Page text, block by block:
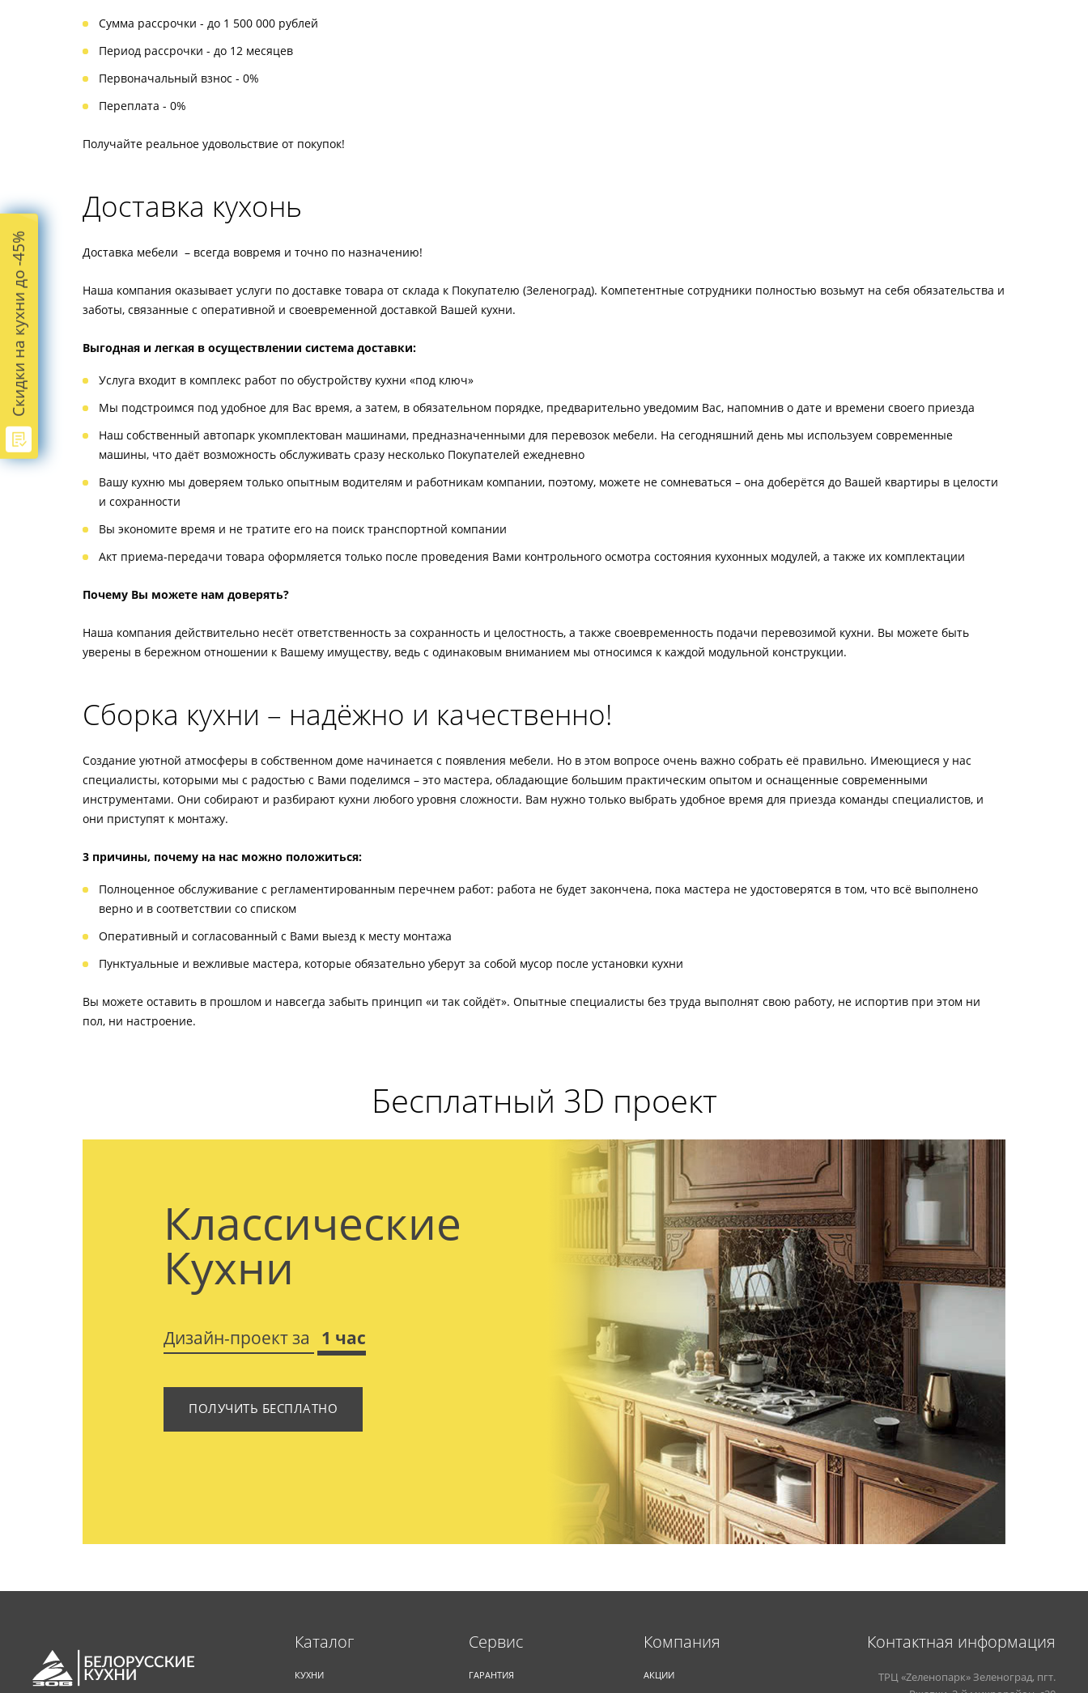
Скидки на кухни до -45%
Сумма рассрочки - до 1 500 000 рублей
Период рассрочки - до 12 месяцев
Первоначальный взнос - 0%
Переплата - 0%
Получайте реальное удовольствие от покупок!
Доставка кухонь
Доставка мебели – всегда вовремя и точно по назначению!
Наша компания оказывает услуги по доставке товара от склада к Покупателю (Зеленоград). Компетентные сотрудники полностью возьмут на себя обязательства и
заботы, связанные с оперативной и своевременной доставкой Вашей кухни.
Выгодная и легкая в осуществлении система доставки:
Услуга входит в комплекс работ по обустройству кухни «под ключ»
Мы подстроимся под удобное для Вас время, а затем, в обязательном порядке, предварительно уведомим Вас, напомнив о дате и времени своего приезда
Наш собственный автопарк укомплектован машинами, предназначенными для перевозок мебели. На сегодняшний день мы используем современные
машины, что даёт возможность обслуживать сразу несколько Покупателей ежедневно
Вашу кухню мы доверяем только опытным водителям и работникам компании, поэтому, можете не сомневаться – она доберётся до Вашей квартиры в целости
и сохранности
Вы экономите время и не тратите его на поиск транспортной компании
Акт приема-передачи товара оформляется только после проведения Вами контрольного осмотра состояния кухонных модулей, а также их комплектации
Почему Вы можете нам доверять?
Наша компания действительно несёт ответственность за сохранность и целостность, а также своевременность подачи перевозимой кухни. Вы можете быть
уверены в бережном отношении к Вашему имуществу, ведь с одинаковым вниманием мы относимся к каждой модульной конструкции.
Сборка кухни – надёжно и качественно!
Создание уютной атмосферы в собственном доме начинается с появления мебели. Но в этом вопросе очень важно собрать её правильно. Имеющиеся у нас
специалисты, которыми мы с радостью с Вами поделимся – это мастера, обладающие большим практическим опытом и оснащенные современными
инструментами. Они собирают и разбирают кухни любого уровня сложности. Вам нужно только выбрать удобное время для приезда команды специалистов, и
они приступят к монтажу.
3 причины, почему на нас можно положиться:
Полноценное обслуживание с регламентированным перечнем работ: работа не будет закончена, пока мастера не удостоверятся в том, что всё выполнено
верно и в соответствии со списком
Оперативный и согласованный с Вами выезд к месту монтажа
Пунктуальные и вежливые мастера, которые обязательно уберут за собой мусор после установки кухни
Вы можете оставить в прошлом и навсегда забыть принцип «и так сойдёт». Опытные специалисты без труда выполнят свою работу, не испортив при этом ни
пол, ни настроение.
Бесплатный 3D проект
Классические
Кухни
Дизайн-проект за 1 час
ПОЛУЧИТЬ БЕСПЛАТНО
Каталог
КУХНИ
Cервис
ГАРАНТИЯ
Компания
АКЦИИ
Контактная информация
ТРЦ «Zеленопарк» Зеленоград, пгт.